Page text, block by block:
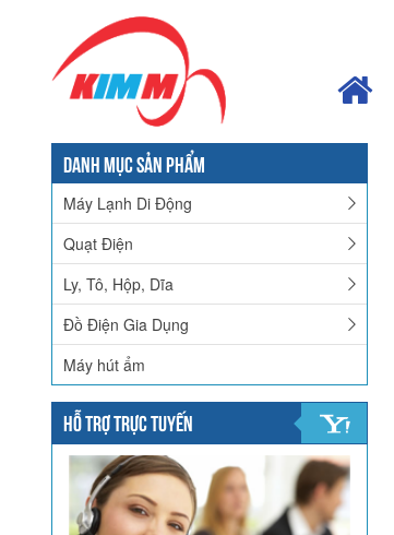
DANH MỤC SẢN PHẨM
Máy Lạnh Di Động
Quạt Điện
Ly, Tô, Hộp, Dĩa
Đồ Điện Gia Dụng
Máy hút ẩm
HỖ TRỢ TRỰC TUYẾN